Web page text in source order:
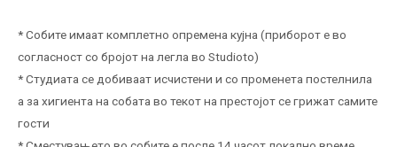
* Собите имаат комплетно опремена кујна (приборот е во
согласност со бројот на легла во Studioto)
* Студиата се добиваат исчистени и со променета постелнила
а за хигиента на собата во текот на престојот се грижат самите
гости